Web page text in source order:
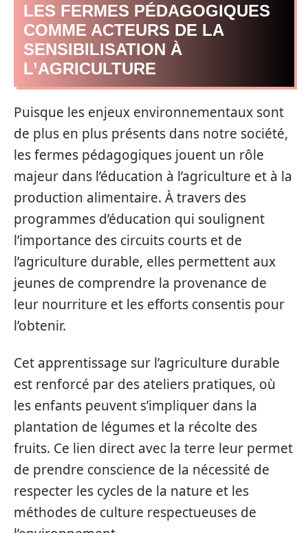
LES FERMES PÉDAGOGIQUES
COMME ACTEURS DE LA
SENSIBILISATION À
L’AGRICULTURE
Puisque les enjeux environnementaux sont
de plus en plus présents dans notre société,
les fermes pédagogiques jouent un rôle
majeur dans l’éducation à l’agriculture et à la
production alimentaire. À travers des
programmes d’éducation qui soulignent
l’importance des circuits courts et de
l’agriculture durable, elles permettent aux
jeunes de comprendre la provenance de
leur nourriture et les efforts consentis pour
l’obtenir.
Cet apprentissage sur l’agriculture durable
est renforcé par des ateliers pratiques, où
les enfants peuvent s’impliquer dans la
plantation de légumes et la récolte des
fruits. Ce lien direct avec la terre leur permet
de prendre conscience de la nécessité de
respecter les cycles de la nature et les
méthodes de culture respectueuses de